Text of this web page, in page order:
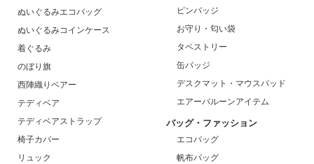
ぬいぐるみエコバッグ
ぬいぐるみコインケース
着ぐるみ
のぼり旗
西陣織りベアー
テディベア
テディベアストラップ
椅子カバー
リュック
ピンバッジ
お守り・匂い袋
タペストリー
缶バッジ
デスクマット・マウスパッド
エアーバルーンアイテム
バッグ・ファッション
エコバッグ
帆布バッグ